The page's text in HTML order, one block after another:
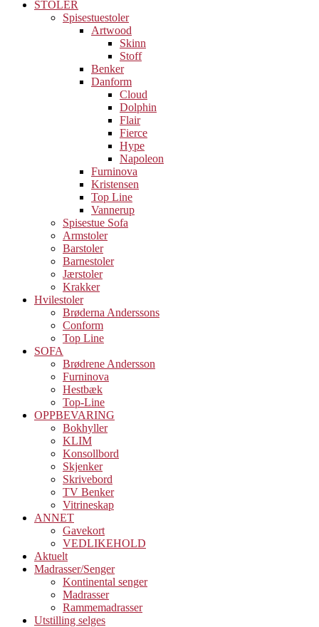
STOLER
Spisestuestoler
Artwood
Skinn
Stoff
Benker
Danform
Cloud
Dolphin
Flair
Fierce
Hype
Napoleon
Furninova
Kristensen
Top Line
Vannerup
Spisestue Sofa
Armstoler
Barstoler
Barnestoler
Jærstoler
Krakker
Hvilestoler
Brøderna Anderssons
Conform
Top Line
SOFA
Brødrene Andersson
Furninova
Hestbæk
Top-Line
OPPBEVARING
Bokhyller
KLIM
Konsollbord
Skjenker
Skrivebord
TV Benker
Vitrineskap
ANNET
Gavekort
VEDLIKEHOLD
Aktuelt
Madrasser/Senger
Kontinental senger
Madrasser
Rammemadrasser
Utstilling selges